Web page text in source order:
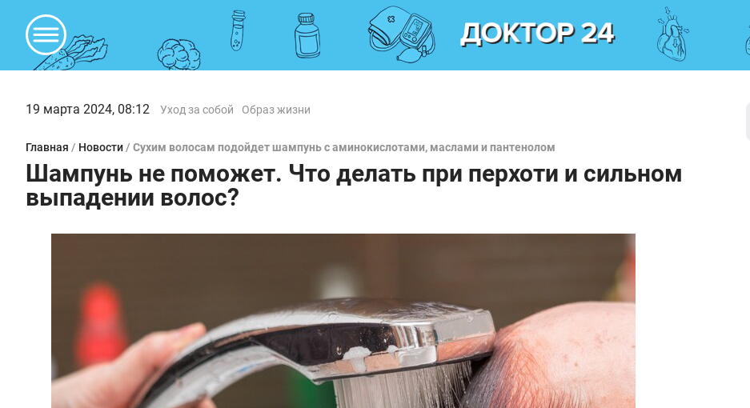
19 марта 2024, 08:12 Уход за собой Образ жизни
Главная / Новости / Сухим волосам подойдет шампунь с аминокислотами, маслами и пантенолом
Шампунь не поможет. Что делать при перхоти и сильном
выпадении волос?